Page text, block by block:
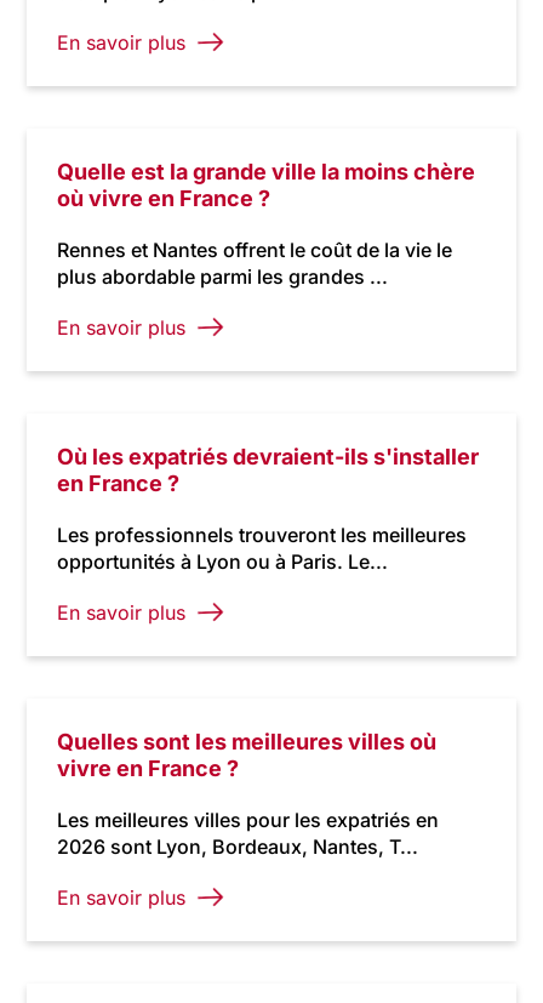
En savoir plus
Quelle est la grande ville la moins chère
où vivre en France ?
Rennes et Nantes offrent le coût de la vie le
plus abordable parmi les grandes ...
En savoir plus
Où les expatriés devraient-ils s'installer
en France ?
Les professionnels trouveront les meilleures
opportunités à Lyon ou à Paris. Le...
En savoir plus
Quelles sont les meilleures villes où
vivre en France ?
Les meilleures villes pour les expatriés en
2026 sont Lyon, Bordeaux, Nantes, T...
En savoir plus